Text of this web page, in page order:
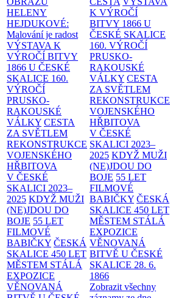
HELENY
HEJDUKOVÉ:
Malování je radost
VÝSTAVA K
VÝROČÍ BITVY
1866 U ČESKÉ
SKALICE 160.
VÝROČÍ
PRUSKO-
RAKOUSKÉ
VÁLKY CESTA
ZA SVĚTLEM
REKONSTRUKCE
VOJENSKÉHO
HŘBITOVA
V ČESKÉ
SKALICI 2023–
2025 KDYŽ MUŽI
(NE)JDOU DO
BOJE 55 LET
FILMOVÉ
BABIČKY ČESKÁ
SKALICE 450 LET
MĚSTEM STÁLÁ
EXPOZICE
VĚNOVANÁ
K VÝROČÍ
BITVY 1866 U
ČESKÉ SKALICE
160. VÝROČÍ
PRUSKO-
RAKOUSKÉ
VÁLKY CESTA
ZA SVĚTLEM
REKONSTRUKCE
VOJENSKÉHO
HŘBITOVA
V ČESKÉ
SKALICI 2023–
2025 KDYŽ MUŽI
(NE)JDOU DO
BOJE 55 LET
FILMOVÉ
BABIČKY ČESKÁ
SKALICE 450 LET
MĚSTEM STÁLÁ
EXPOZICE
VĚNOVANÁ
BITVĚ U ČESKÉ
SKALICE 28. 6.
1866
Zobrazit všechny